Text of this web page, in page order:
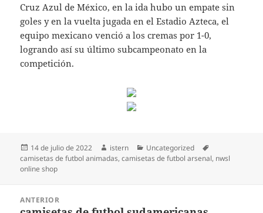
Cruz Azul de México, en la ida hubo un empate sin
goles y en la vuelta jugada en el Estadio Azteca, el
equipo mexicano venció a los cremas por 1-0,
logrando así su último subcampeonato en la
competición.
Publicado
el
14 de julio de 2022 Autor
istern Categorías
Uncategorized
camisetas de futbol animadas,camisetas de futbol arsenal, nwsl
online shop
ANTERIOR